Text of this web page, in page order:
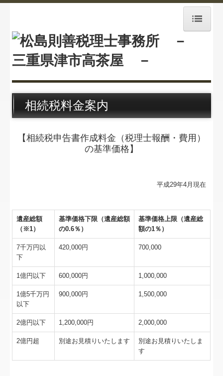
ホーム
業務案内
経営理念
事務所紹介
事務所通信
セミナー案内
リンク集
お問合せ
病院・診療所の皆様へ
補助金・助成金・融資情報
関与先向け融資商品ご紹介
経営者お役立ち情報
相続税料金案内
【相続税申告書作成料金（税理士報酬・費用）
の基準価格】
平成29年4月現在
遺産総額
（※1）
基準価格下限（遺産総額
の0.6％）
基準価格上限（遺産総
額の1％）
7千万円以
下
420,000円 700,000
1億円以下 600,000円 1,000,000
1億5千万円
以下
900,000円 1,500,000
2億円以下 1,200,000円 2,000,000
2億円超 別途お見積りいたします
別途お見積りいたしま
す